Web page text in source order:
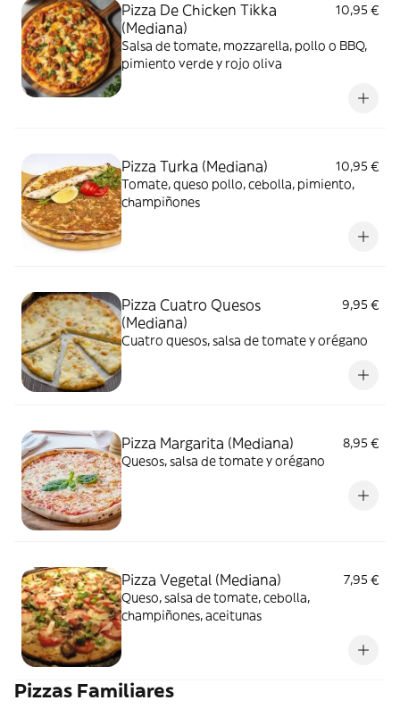
Pizza De Chicken Tikka
(Mediana)
10,95 €
Salsa de tomate, mozzarella, pollo o BBQ,
pimiento verde y rojo oliva
Pizza Turka (Mediana)
10,95 €
Tomate, queso pollo, cebolla, pimiento,
champiñones
Pizza Cuatro Quesos
(Mediana)
9,95 €
Cuatro quesos, salsa de tomate y orégano
Pizza Margarita (Mediana)
8,95 €
Quesos, salsa de tomate y orégano
Pizza Vegetal (Mediana)
7,95 €
Queso, salsa de tomate, cebolla,
champiñones, aceitunas
Pizzas Familiares